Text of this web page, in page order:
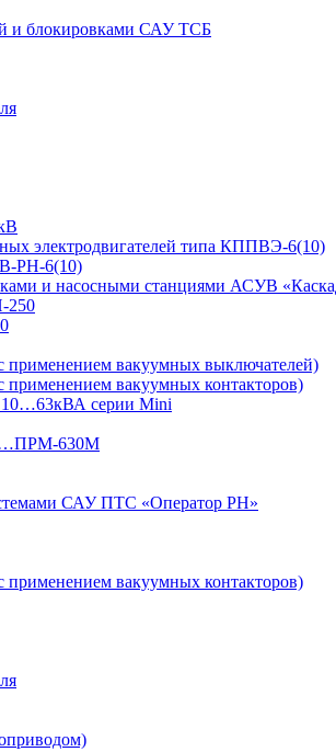
и блокировками САУ ТСБ
электродвигателей типа КППВЭ-6(10)
РН-6(10)
и насосными станциями АСУВ
250
применением вакуумных выключателей)
вакуумных контакторов)
10…63кВА серии Mini
630М
САУ ПТС «Оператор РН»
вакуумных контакторов)